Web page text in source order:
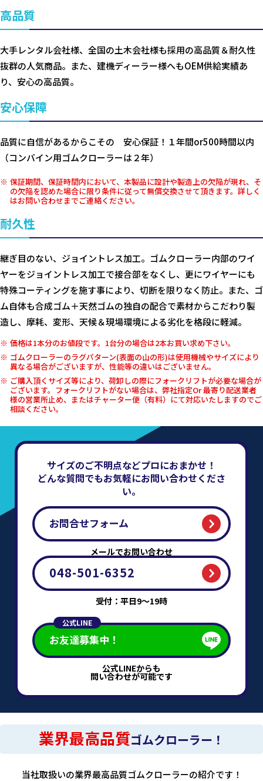
高品質
大手レンタル会社様、全国の土木会社様も採用の高品質＆耐久性
抜群の人気商品。また、建機ディーラー様へもOEM供給実績あ
り、安心の高品質。
安心保障
品質に自信があるからこその 安心保証！１年間or500時間以内
（コンバイン用ゴムクローラーは２年）
保証期間、保証時間内において、本製品に設計や製造上の欠陥が現れ、そ
の欠陥を認めた場合に限り条件に従って無償交換させて頂きます。詳しく
はお問い合わせまでご連絡ください。
耐久性
継ぎ目のない、ジョイントレス加工。ゴムクローラー内部のワイ
ヤーをジョイントレス加工で接合部をなくし、更にワイヤーにも
特殊コーティングを施す事により、切断を限りなく防止。また、ゴ
ム自体も合成ゴム＋天然ゴムの独自の配合で素材からこだわり製
造し、摩耗、変形、天候＆現場環境による劣化を格段に軽減。
価格は1本分のお値段です。1台分の場合は2本お買い求め下さい。
ゴムクローラーのラグパターン(表面の山の形)は使用機械やサイズにより
異なる場合がございますが、性能等の違いはございません。
ご購入頂くサイズ等により、荷卸しの際にフォークリフトが必要な場合が
ございます。フォークリフトがない場合は、弊社指定Or 最寄り配送業者
様の営業所止め、またはチャーター便（有料）にて対応いたしますのでご
相談ください。
サイズのご不明点などプロにおまかせ！
どんな質問でもお気軽にお問い合わせくださ
い。
お問合せフォーム
メールでお問い合わせ
048-501-6352
受付：平日9～19時
公式LINE
お友達募集中！
公式LINEからも
問い合わせが可能です
業界最高品質ゴムクローラー！
当社取扱いの業界最高品質ゴムクローラーの紹介です！